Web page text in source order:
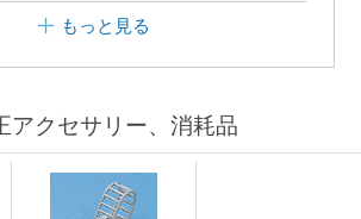
もっと見る
アクセサリー、消耗品